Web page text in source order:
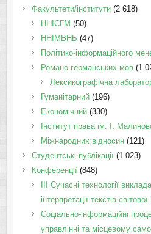
Факультети/інститути(2 618)
ННІСГМ (50)
ННІМВНБ (47)
Політико-інформаційного
Романо-германських мов(1
Лексикографічна
Гуманітарний(196)
Економічний(330)
Інститут права ім. І.
Міжнародних відносин(121)
Студентські публікації(1 023)
Конференції(848)
III Сучасні технології
інтерпретації текстів
Соціально-інформаційні
управлінні та місцевому